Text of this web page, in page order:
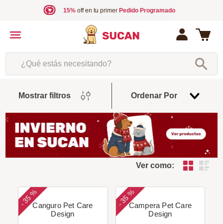
15%off en tu primer Pedido Programado
¿Qué estás necesitando?
Mostrar filtros Ordenar Por
De
Ver como:
-
35 %
Canguro Pet Care
Design
-
35 %
Campera Pet Care
Design